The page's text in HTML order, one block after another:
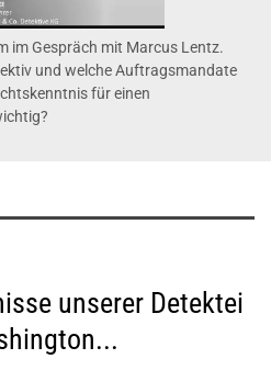
im Gespräch mit Marcus Lentz.
und welche Auftragsmandate
für einen
unserer Detektei